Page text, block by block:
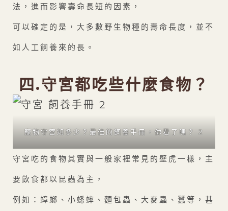
法，進而影響壽命長短的因素，
可以確定的是，大多數野生物種的壽命長度，並不
如人工飼養來的長。
四.守宮都吃些什麼食物？
寵物守宮知多少？最佳的飼養手冊，你看了嗎？ 2
守宮吃的食物其實與一般家裡常見的壁虎一樣，主
要飲食都以昆蟲為主，
例如：蟑螂、小蟋蟀、麵包蟲、大麥蟲、蠶等，甚